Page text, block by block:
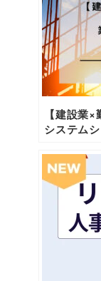
【建設業
システム